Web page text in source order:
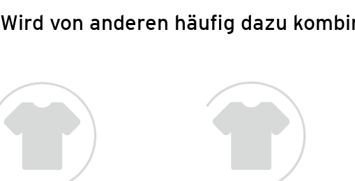
Wird von anderen häufig dazu